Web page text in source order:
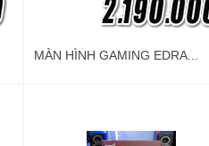
MÀN HÌNH GAMING EDRA...